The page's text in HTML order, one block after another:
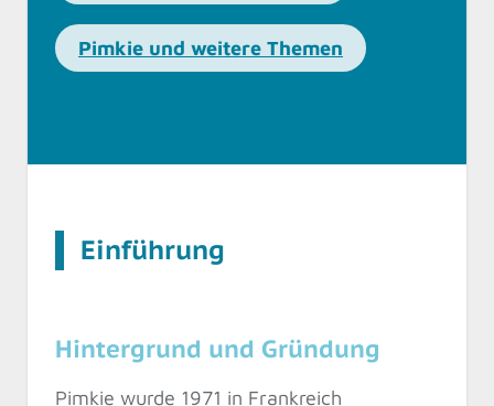
Pimkie und weitere Themen
Einführung
Hintergrund und Gründung
Pimkie wurde 1971 in Frankreich